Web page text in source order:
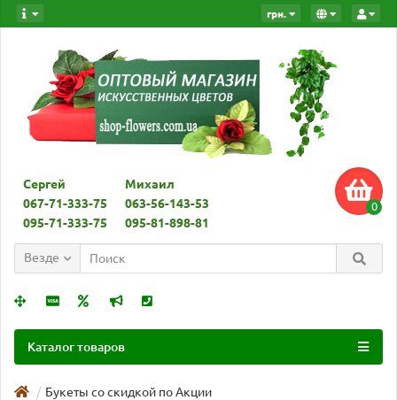
грн.
Сергей
067-71-333-75
095-71-333-75
Михаил
063-56-143-53
095-81-898-81
0
Везде
Каталог товаров
Букеты со скидкой по Акции